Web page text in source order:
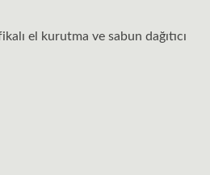
el kurutma ve sabun dağıtıcı